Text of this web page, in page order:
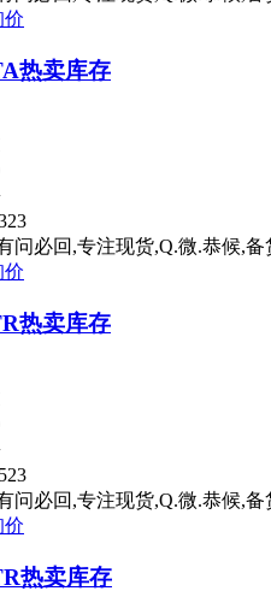
价
热卖库存
问必回,专注现货,Q.微.恭候,备
价
热卖库存
问必回,专注现货,Q.微.恭候,备
价
热卖库存